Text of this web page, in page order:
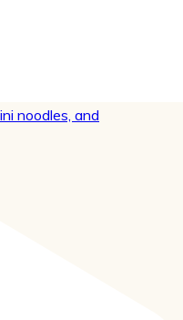
noodles, and